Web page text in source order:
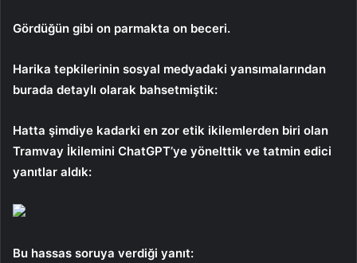
Gördüğün gibi on parmakta on beceri.
Harika tepkilerinin sosyal medyadaki yansımalarından
burada detaylı olarak bahsetmiştik:
Hatta şimdiye kadarki en zor etik ikilemlerden biri olan
Tramvay İkilemini ChatGPT’ye yönelttik ve tatmin edici
yanıtlar aldık:
Bu hassas soruya verdiği yanıt: